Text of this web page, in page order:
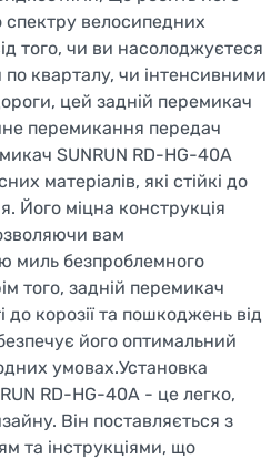
велосипедних
того, чи ви насолоджуєтеся
кварталу, чи інтенсивними
цей задній перемикач
перемикання передач
SUNRUN RD-HG-40A
матеріалів, які стійкі до
Його міцна конструкція
вам
миль безпроблемного
того, задній перемикач
до корозії та пошкоджень від
його оптимальний
умовах.Установка
RD-HG-40A - це легко,
Він поставляється з
та інструкціями, що